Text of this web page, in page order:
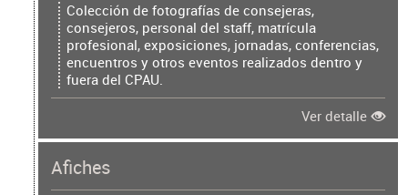
Colección de fotografías de consejeras,
consejeros, personal del staff, matrícula
profesional, exposiciones, jornadas, conferencias,
encuentros y otros eventos realizados dentro y
fuera del CPAU.
Ver detalle
Afiches